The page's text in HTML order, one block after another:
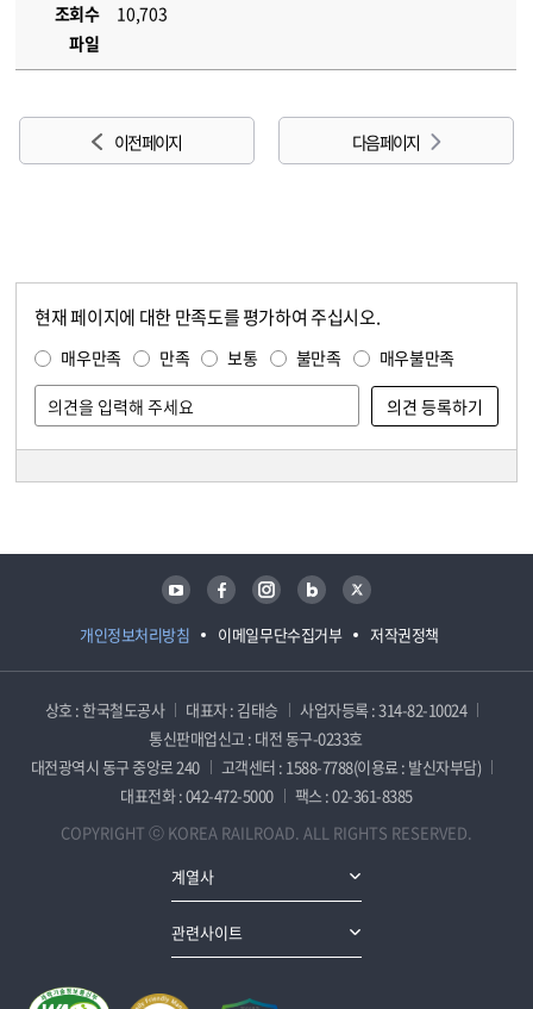
조회수
10,703
파일
이전 페이지 다음 페이지
현재 페이지에 대한 만족도를 평가하여 주십시오.
매우만족 만족 보통 불만족 매우불만족
개인정보처리방침 이메일무단수집거부 저작권정책
유튜브 페이스북 인스타그램 블로그 트위터
상호 : 한국철도공사 대표자 : 김태승
사업자등록 : 314-82-10024
통신판매업신고 : 대전 동구-0233호
대전광역시 동구 중앙로 240
고객센터 : 1588-7788(이용료 : 발신자부담)
대표전화 : 042-472-5000
팩스 : 02-361-8385
COPYRIGHT ⓒ KOREA RAILROAD. ALL RIGHTS RESERVED.
계열사
관련사이트